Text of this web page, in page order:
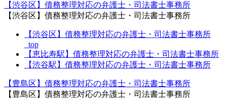
【渋谷区】債務整理対応の弁護士・司法書士事務所
【渋谷区】債務整理対応の弁護士・司法書士事務所
【渋谷区】債務整理対応の弁護士・司法書士事務所
_top
【恵比寿駅】債務整理対応の弁護士・司法書士事務所
【渋谷駅】債務整理対応の弁護士・司法書士事務所
【豊島区】債務整理対応の弁護士・司法書士事務所
【豊島区】債務整理対応の弁護士・司法書士事務所